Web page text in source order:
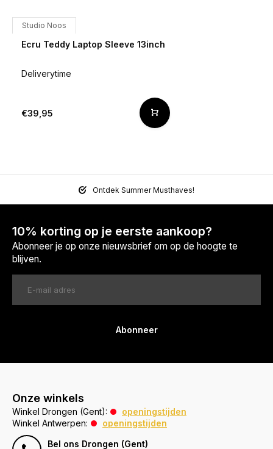
Studio Noos
Ecru Teddy Laptop Sleeve 13inch
Deliverytime
€39,95
Ontdek Summer Musthaves!
10% korting op je eerste aankoop?
Abonneer je op onze nieuwsbrief om op de hoogte te
blijven.
Abonneer
Onze winkels
Winkel Drongen (Gent):
openingstijden
Winkel Antwerpen:
openingstijden
Bel ons Drongen (Gent)